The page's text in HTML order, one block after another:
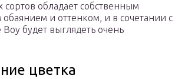
сортов обладает собственным
и оттенком, и в сочетании с
будет выглядеть очень
цветка